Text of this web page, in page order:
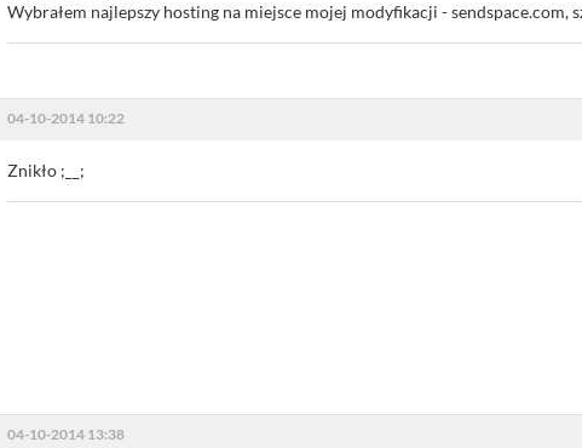
Wybrałem najlepszy hosting na miejsce mojej modyfikacji - sendspace.com,
04-10-2014 10:22
Znikło ;__;
04-10-2014 13:38